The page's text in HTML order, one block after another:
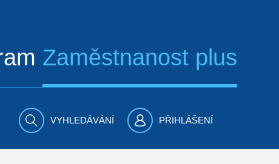
Zaměstnanost plus
VYHLEDÁVÁNÍ PŘIHLÁŠENÍ